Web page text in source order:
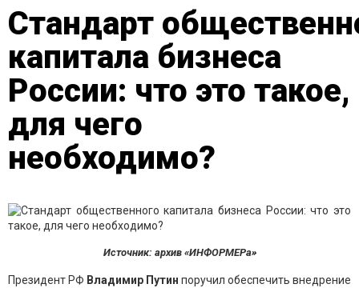
Стандарт
капитала бизнеса
России: что это такое,
для чего
необходимо?
Источник: архив «ИНФОРМЕРа»
Президент РФ Владимир Путин поручил обеспечить внедрение